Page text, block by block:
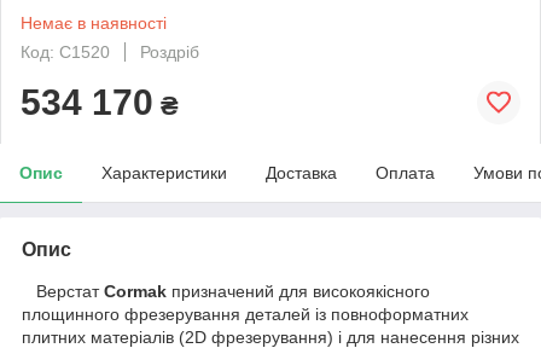
Немає в наявності
Код: C1520
Роздріб
534 170 ₴
Опис Характеристики Доставка Оплата Умови
Опис
ВерстатСormak призначений для високоякісного
площинного фрезерування деталей із повноформатних
плитних матеріалів (2D фрезерування) і для нанесення різних